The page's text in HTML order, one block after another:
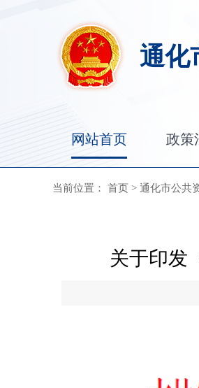
通化
网站首页 政策
当前位置： 首页 > 通化市公共
关于印发